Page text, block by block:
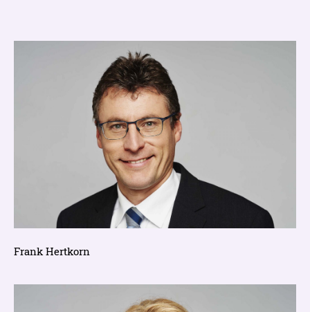
Frank Hertkorn